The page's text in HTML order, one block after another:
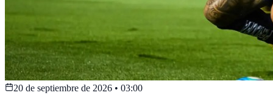
20 de septiembre de 2026 • 03:00